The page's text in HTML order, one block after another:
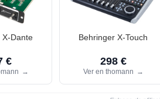
X-Dante
€
→
Behringer X-Touch
298 €
Ver en thomann →